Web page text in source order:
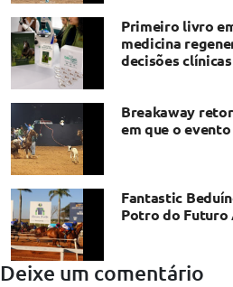
Primeiro livro
medicina
decisões clínicas
Breakaway
em que o
Fantastic
Potro do Futuro
Deixe um comentário